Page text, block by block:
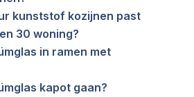
kunststof kozijnen past
30 woning?
in ramen met
kapot gaan?